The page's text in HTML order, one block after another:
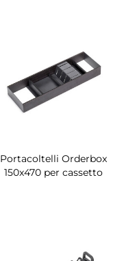
Portacoltelli Orderbox
150x470 per cassetto